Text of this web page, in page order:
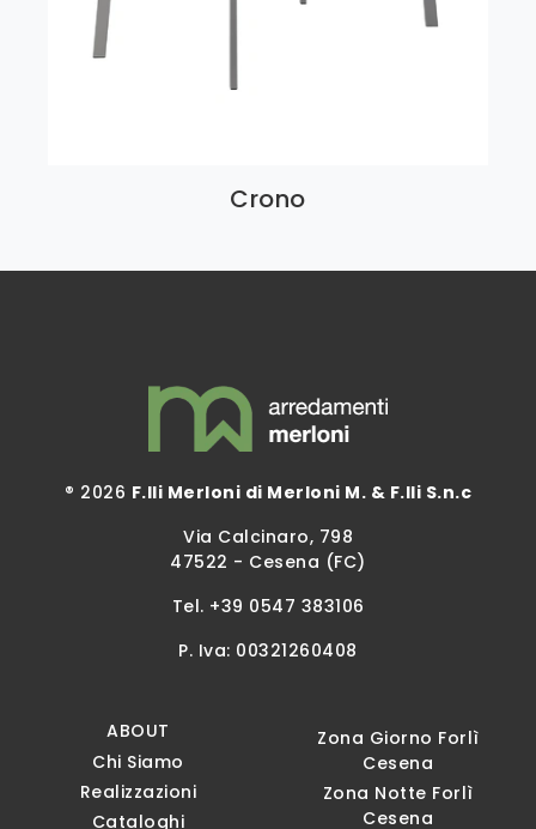
Crono
® 2026 F.lli Merloni di Merloni M. & F.lli S.n.c
Via Calcinaro, 798
47522 - Cesena (FC)
Tel. +39 0547 383106
P. Iva: 00321260408
ABOUT
Chi Siamo
Realizzazioni
Cataloghi
Zona Giorno Forlì
Cesena
Zona Notte Forlì
Cesena